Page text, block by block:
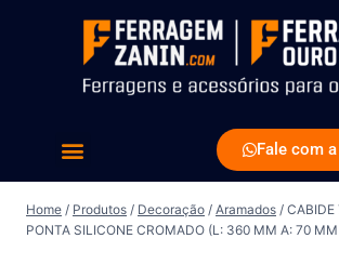
Fale com
Home / Produtos / Decoração / Aramados / CABIDE
PONTA SILICONE CROMADO (L: 360 MM A: 70